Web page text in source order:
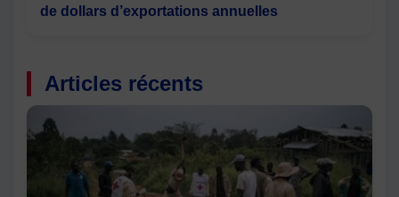
de dollars d’exportations annuelles
Articles récents